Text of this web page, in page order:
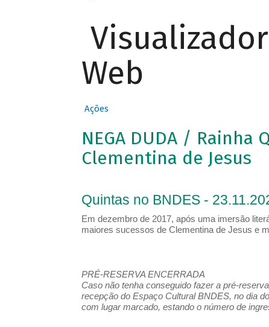
Web
Ações
NEGA DUDA / Rainha
Clementina de Jesus
Quintas no BNDES -
Em dezembro de 2017, após uma imersão
maiores sucessos de Clementina de Jesus e
PRÉ-RESERVA ENCERRADA
Caso não tenha conseguido fazer a pré-
recepção do Espaço Cultural BNDES, no dia
com lugar marcado, estando o número de